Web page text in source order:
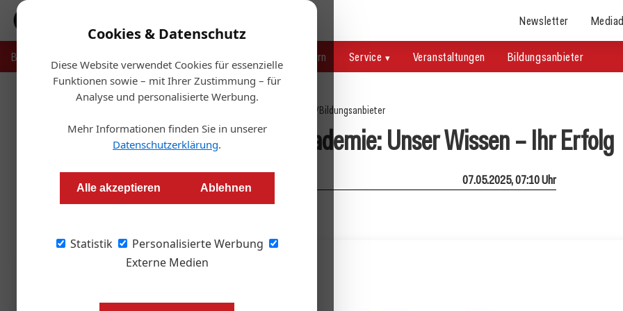
Cookies & Datenschutz
Diese Website verwendet Cookies für essenzielle
Funktionen sowie – mit Ihrer Zustimmung – für
Analyse und personalisierte Werbung.
Mehr Informationen finden Sie in unserer
Datenschutzerklärung.
Alle akzeptieren Ablehnen
Statistik
Personalisierte Werbung
Externe Medien
Newsletter
Bauträger Recht & Steuern Service Veranstaltungen Bildungsanbieter
/Bildungsanbieter
Liegenschafts Bewertungs Akademie: Unser Wissen – Ihr Erfolg
Advertorial 07.05.2025, 07:10 Uhr